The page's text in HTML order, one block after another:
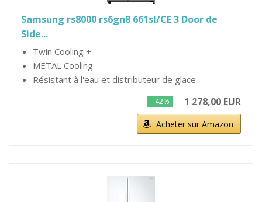
Samsung rs8000 rs6gn8 661sl/CE 3 Door de
Side...
Twin Cooling +
METAL Cooling
Résistant à l'eau et distributeur de glace
- 42% 1 278,00 EUR
Acheter sur Amazon